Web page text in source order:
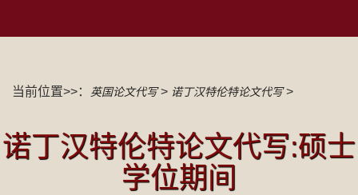
当前位置>>： 英国论文代写> 诺丁汉特伦特论文代写>
诺丁汉特伦特论文代写:硕士
学位期间